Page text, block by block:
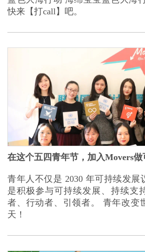
快来【打call】吧。
在这个五四青年节，加入Movers
青年人不仅是 2030 年可持续发展
是积极参与可持续发展、持续支
者、行动者、引领者。 青年改变
天！